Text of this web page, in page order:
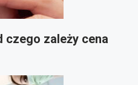
czego zależy cena